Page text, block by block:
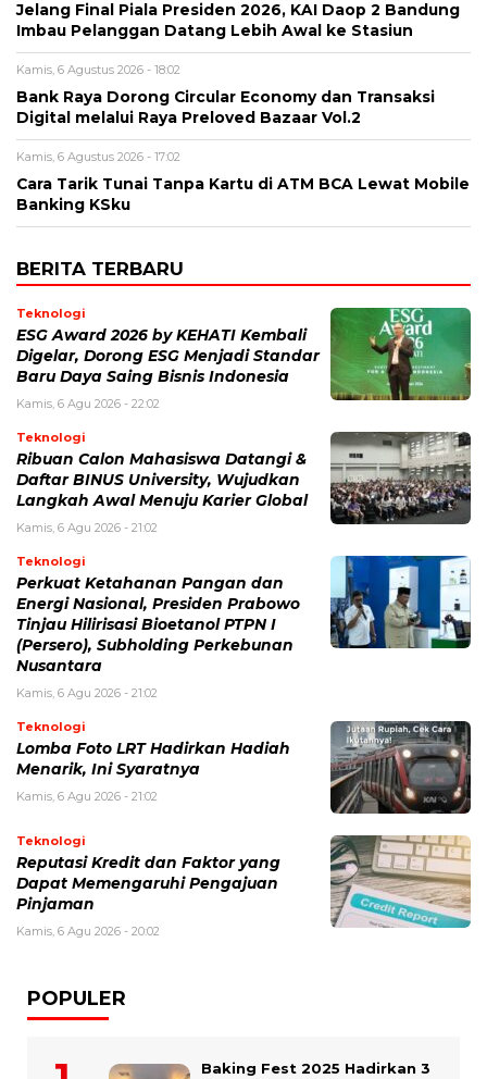
Jelang Final Piala Presiden 2026, KAI Daop 2 Bandung
Imbau Pelanggan Datang Lebih Awal ke Stasiun
Kamis, 6 Agustus 2026 - 18:02
Bank Raya Dorong Circular Economy dan Transaksi
Digital melalui Raya Preloved Bazaar Vol.2
Kamis, 6 Agustus 2026 - 17:02
Cara Tarik Tunai Tanpa Kartu di ATM BCA Lewat Mobile
Banking KSku
BERITA TERBARU
Teknologi
ESG Award 2026 by KEHATI Kembali
Digelar, Dorong ESG Menjadi Standar
Baru Daya Saing Bisnis Indonesia
Kamis, 6 Agu 2026 - 22:02
Teknologi
Ribuan Calon Mahasiswa Datangi &
Daftar BINUS University, Wujudkan
Langkah Awal Menuju Karier Global
Kamis, 6 Agu 2026 - 21:02
Teknologi
Perkuat Ketahanan Pangan dan
Energi Nasional, Presiden Prabowo
Tinjau Hilirisasi Bioetanol PTPN I
(Persero), Subholding Perkebunan
Nusantara
Kamis, 6 Agu 2026 - 21:02
Teknologi
Lomba Foto LRT Hadirkan Hadiah
Menarik, Ini Syaratnya
Kamis, 6 Agu 2026 - 21:02
Teknologi
Reputasi Kredit dan Faktor yang
Dapat Memengaruhi Pengajuan
Pinjaman
Kamis, 6 Agu 2026 - 20:02
POPULER
Baking Fest 2025 Hadirkan 3